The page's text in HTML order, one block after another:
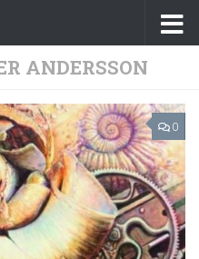
ANDERSSON
0